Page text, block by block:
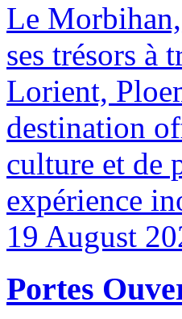
Le
ses trésors à
Lorient,
destination
culture et de
expérience
19 August
Portes